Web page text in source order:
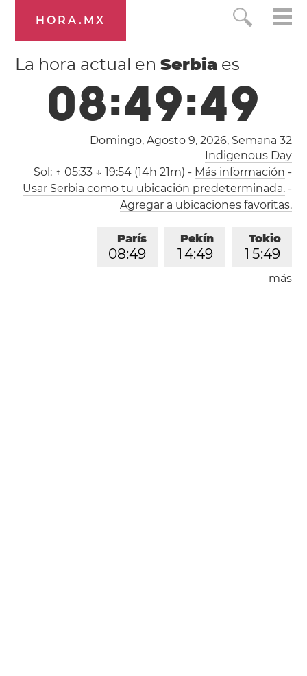
HORA.MX
La hora actual enSerbia es
08:49:49
Domingo, Agosto 9, 2026, Semana 32
Indigenous Day
Sol: ↑ 05:33 ↓ 19:54 (14h 21m) - Más información -
Usar Serbia como tu ubicación predeterminada.-
Agregar a ubicaciones favoritas.
Tokio
1 5:49
Pekín
1 4:49
París
08:49
Londres
más